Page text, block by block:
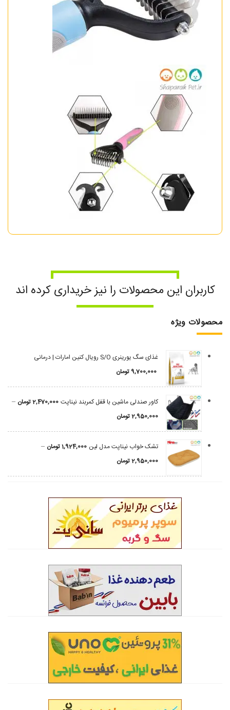
کاربران این محصولات را نیز خریداری کرده اند
محصولات ویژه
غذای سگ یورینری S/O رویال کنین امارات | درمانی
9,700,000 تومان
کاور صندلی ماشین با قفل کمربند نیناپت 2,470,000تومان –
2,950,000تومان
تشک خواب نیناپت مدل لین 1,924,000تومان –
2,950,000تومان